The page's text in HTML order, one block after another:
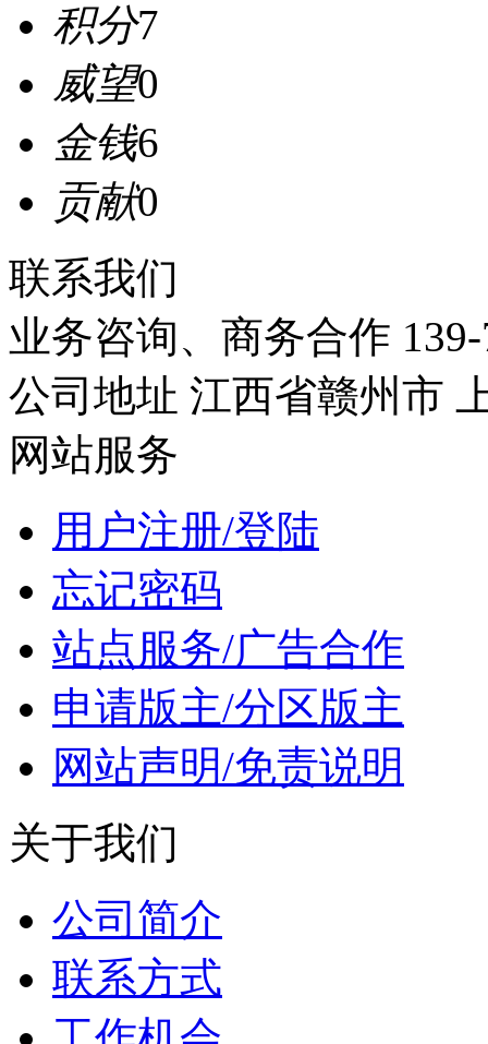
积分7
威望0
金钱6
贡献0
联系我们
业务咨询、商务合作
公司地址 江西省赣州市
网站服务
用户注册/登陆
忘记密码
站点服务/广告合作
申请版主/分区版主
网站声明/免责说明
关于我们
公司简介
联系方式